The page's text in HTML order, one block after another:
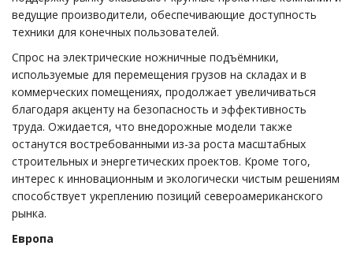
ведущие производители, обеспечивающие доступность
техники для конечных пользователей.
Спрос на электрические ножничные подъёмники,
используемые для перемещения грузов на складах и в
коммерческих помещениях, продолжает увеличиваться
благодаря акценту на безопасность и эффективность
труда. Ожидается, что внедорожные модели также
останутся востребованными из-за роста масштабных
строительных и энергетических проектов. Кроме того,
интерес к инновационным и экологически чистым решениям
способствует укреплению позиций североамериканского
рынка.
Европа